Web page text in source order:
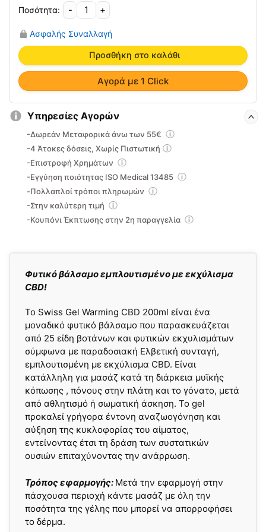
Φυτικό βάλσαμο εμπλουτισμένο με εκχύλισμα
CBD!
Το Swiss Gel Warming CBD 200ml είναι ένα
μοναδικό φυτικό βάλσαμο που παρασκευάζεται
από 25 είδη βοτάνων και φυτικών εκχυλισμάτων
σύμφωνα με παραδοσιακή Eλβετική συνταγή,
εμπλουτισμένη με εκχύλισμα CBD. Είναι
κατάλληλη για μασάζ κατά τη διάρκεια μυϊκής
κόπωσης , πόνους στην πλάτη και το γόνατο, μετά
από αθλητισμό ή σωματική άσκηση. Το gel
προκαλεί γρήγορα έντονη αναζωογόνηση και
αύξηση της κυκλοφορίας του αίματος,
εντείνοντας έτσι τη δράση των συστατικών
ουσιών επιταχύνοντας την ανάρρωση.
Τρόπος εφαρμογής: Μετά την εφαρμογή στην
πάσχουσα περιοχή κάντε μασάζ με όλη την
ποσότητα της γέλης που μπορεί να απορροφήσει
το δέρμα.
-
Swiss
Gel
Warming
CBD
200ml
22-
242-
004
ποσότητα
+
Ασφαλής Συναλλαγή
Προσθήκη στο καλάθι
Αγορά με 1 Click
Υπηρεσίες Αγορών
-Δωρεάν Μεταφορικά άνω των 55€
-4 Άτοκες δόσεις, Χωρίς Πιστωτική
-Επιστροφή Χρημάτων
-Εγγύηση ποιότητας ISO Medical 13485
-Πολλαπλοί τρόποι πληρωμών
-Στην καλύτερη τιμή
-Κουπόνι Έκπτωσης στην 2η παραγγελία